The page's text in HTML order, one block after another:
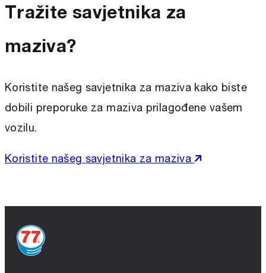
Tražite savjetnika za
maziva?
Koristite našeg savjetnika za maziva kako biste
dobili preporuke za maziva prilagođene vašem
vozilu.
Koristite našeg savjetnika za maziva